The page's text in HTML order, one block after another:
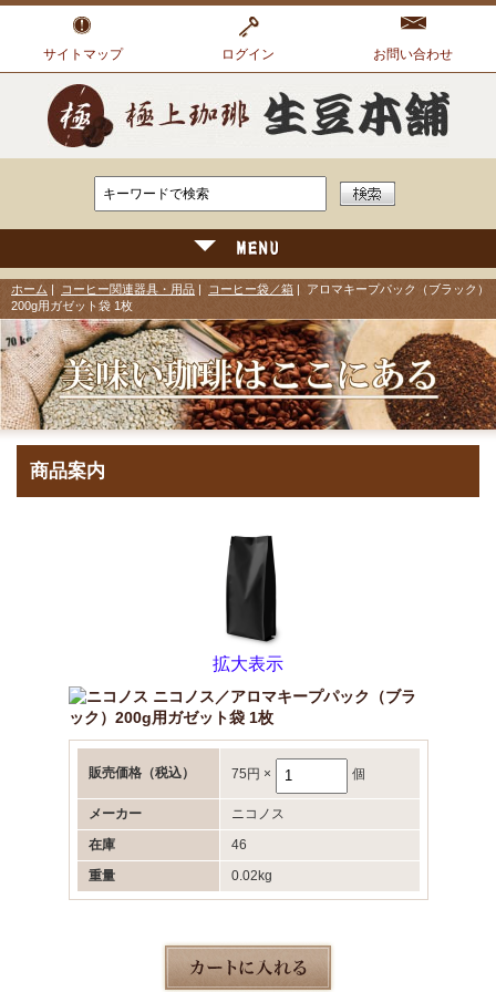
サイトマップ ログイン お問い合わせ
ホーム コーヒー関連器具・用品 コーヒー袋／箱 | アロマキープパック（ブラック）
200g用ガゼット袋 1枚
商品案内
拡大表示
ニコノス／アロマキープパック（ブラ
ック）200g用ガゼット袋 1枚
販売価格（税込） 75円 × 個
メーカー
ニコノス
在庫
46
重量
0.02kg